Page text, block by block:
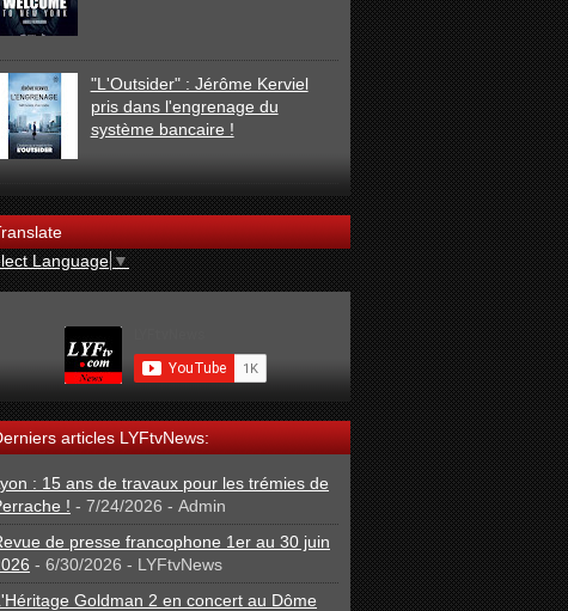
"L'Outsider" : Jérôme Kerviel
pris dans l'engrenage du
système bancaire !
Language▼
articles LYFtvNews:
: 15 ans de travaux pour les trémies de
! - 7/24/2026 - Admin
de presse francophone 1er au 30 juin
- 6/30/2026 - LYFtvNews
Goldman 2 en concert au Dôme